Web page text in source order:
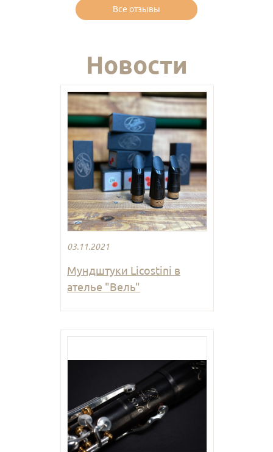
Все отзывы
Новости
03.11.2021
Мундштуки Licostini в
ателье "Вель"